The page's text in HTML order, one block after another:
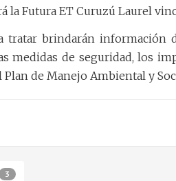
la Futura ET Curuzú Laurel
tratar brindarán información
medidas de seguridad, los
Plan de Manejo Ambiental y
3